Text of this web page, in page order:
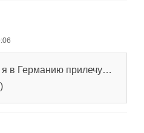
я в Германию прилечу…